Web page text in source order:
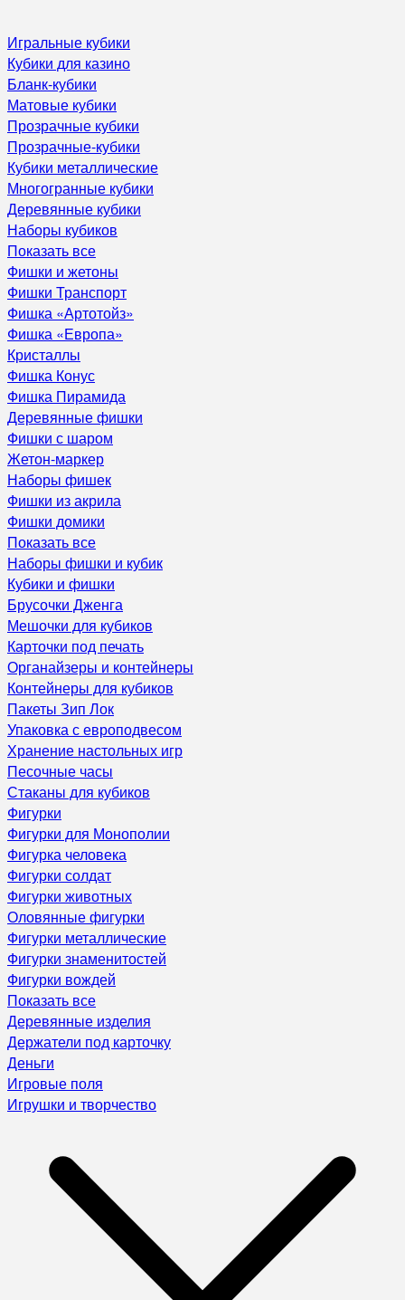
Игральные кубики
Кубики для казино
Бланк-кубики
Матовые кубики
Прозрачные кубики
Прозрачные-кубики
Кубики металлические
Многогранные кубики
Деревянные кубики
Наборы кубиков
Показать все
Фишки и жетоны
Фишки Транспорт
Фишка «Артотойз»
Фишка «Европа»
Кристаллы
Фишка Конус
Фишка Пирамида
Деревянные фишки
Фишки с шаром
Жетон-маркер
Наборы фишек
Фишки из акрила
Фишки домики
Показать все
Наборы фишки и кубик
Кубики и фишки
Брусочки Дженга
Мешочки для кубиков
Карточки под печать
Органайзеры и контейнеры
Контейнеры для кубиков
Пакеты Зип Лок
Упаковка с европодвесом
Хранение настольных игр
Песочные часы
Стаканы для кубиков
Фигурки
Фигурки для Монополии
Фигурка человека
Фигурки солдат
Фигурки животных
Оловянные фигурки
Фигурки металлические
Фигурки знаменитостей
Фигурки вождей
Показать все
Деревянные изделия
Держатели под карточку
Деньги
Игровые поля
Игрушки и творчество